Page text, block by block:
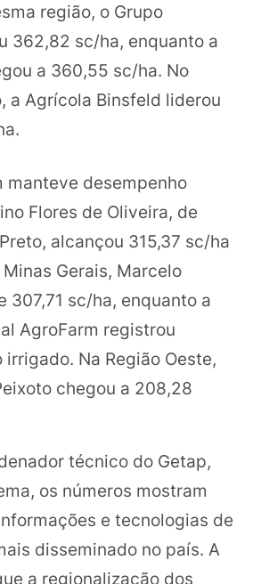
região, o Grupo
362,82 sc/ha, enquanto a
a 360,55 sc/ha. No
a Agrícola Binsfeld liderou
manteve desempenho
Flores de Oliveira, de
alcançou 315,37 sc/ha
Gerais, Marcelo
307,71 sc/ha, enquanto a
AgroFarm registrou
Na Região Oeste,
chegou a 208,28
técnico do Getap,
os números mostram
e tecnologias de
disseminado no país. A
a regionalização dos